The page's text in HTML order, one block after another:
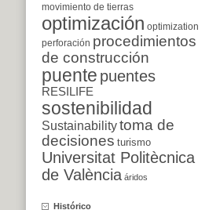
movimiento de tierras
optimización optimization
perforación procedimientos
de construcción
puente puentes
RESILIFE
sostenibilidad
Sustainabilitytoma de
decisiones turismo
Universitat Politècnica
de València áridos
Histórico